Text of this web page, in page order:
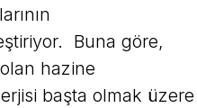
Buna göre,
hazine
başta olmak üzere